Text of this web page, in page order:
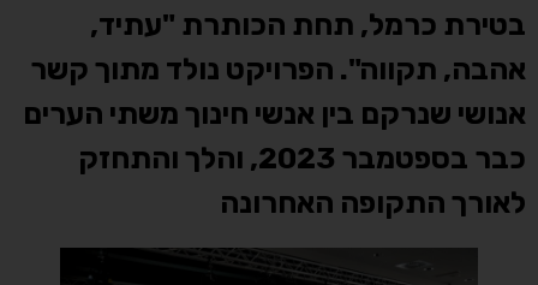
בטירת כרמל, תחת הכותרת "עתיד,
אהבה, תקווה". הפרויקט נולד מתוך קשר
אנושי שנרקם בין אנשי חינוך משתי הערים
כבר בספטמבר 2023, והלך והתחזק
לאורך התקופה האחרונה